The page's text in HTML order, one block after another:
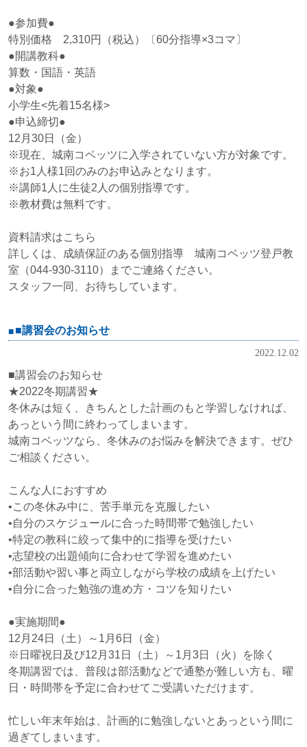
●参加費●
特別価格 2,310円（税込）〔60分指導×3コマ〕
●開講教科●
算数・国語・英語
●対象●
小学生<先着15名様>
●申込締切●
12月30日（金）
※現在、城南コベッツに入学されていない方が対象です。
※お1人様1回のみのお申込みとなります。
※講師1人に生徒2人の個別指導です。
※教材費は無料です。
資料請求はこちら
詳しくは、成績保証のある個別指導 城南コベッツ登戸教
室（044-930-3110）までご連絡ください。
スタッフ一同、お待ちしています。
■講習会のお知らせ
2022.12.02
■講習会のお知らせ
★2022冬期講習★
冬休みは短く、きちんとした計画のもと学習しなければ、
あっという間に終わってしまいます。
城南コベッツなら、冬休みのお悩みを解決できます。ぜひ
ご相談ください。
こんな人におすすめ
•この冬休み中に、苦手単元を克服したい
•自分のスケジュールに合った時間帯で勉強したい
•特定の教科に絞って集中的に指導を受けたい
•志望校の出題傾向に合わせて学習を進めたい
•部活動や習い事と両立しながら学校の成績を上げたい
•自分に合った勉強の進め方・コツを知りたい
●実施期間●
12月24日（土）～1月6日（金）
※日曜祝日及び12月31日（土）～1月3日（火）を除く
冬期講習では、普段は部活動などで通塾が難しい方も、曜
日・時間帯を予定に合わせてご受講いただけます。
忙しい年末年始は、計画的に勉強しないとあっという間に
過ぎてしまいます。